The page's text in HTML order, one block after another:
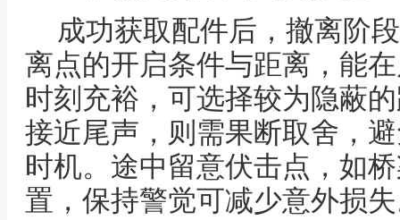
成功获取配件后，撤离阶
离点的开启条件与距离，能
时刻充裕，可选择较为隐蔽
接近尾声，则需果断取舍，
时机。途中留意伏击点，如
置，保持警觉可减少意外损